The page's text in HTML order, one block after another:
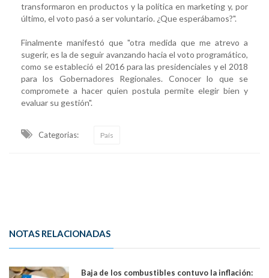
transformaron en productos y la política en marketing y, por
último, el voto pasó a ser voluntario. ¿Que esperábamos?".
Finalmente manifestó que "otra medida que me atrevo a
sugerir, es la de seguir avanzando hacia el voto programático,
como se estableció el 2016 para las presidenciales y el 2018
para los Gobernadores Regionales. Conocer lo que se
compromete a hacer quien postula permite elegir bien y
evaluar su gestión".
Categorias: País
NOTAS RELACIONADAS
Baja de los combustibles contuvo la inflación: